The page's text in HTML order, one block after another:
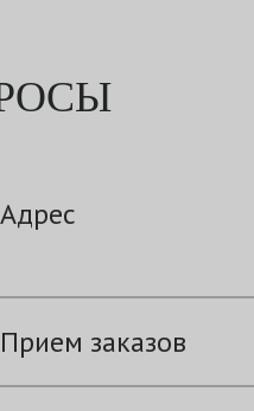
Адрес
Прием заказов